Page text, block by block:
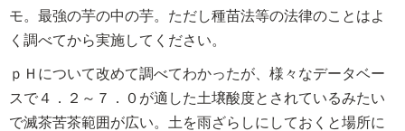
モ。最強の芋の中の芋。ただし種苗法等の法律のことはよ
く調べてから実施してください。
ｐＨについて改めて調べてわかったが、様々なデータベー
スで４．２～７．０が適した土壌酸度とされているみたい
で滅茶苦茶範囲が広い。土を雨ざらしにしておくと場所に